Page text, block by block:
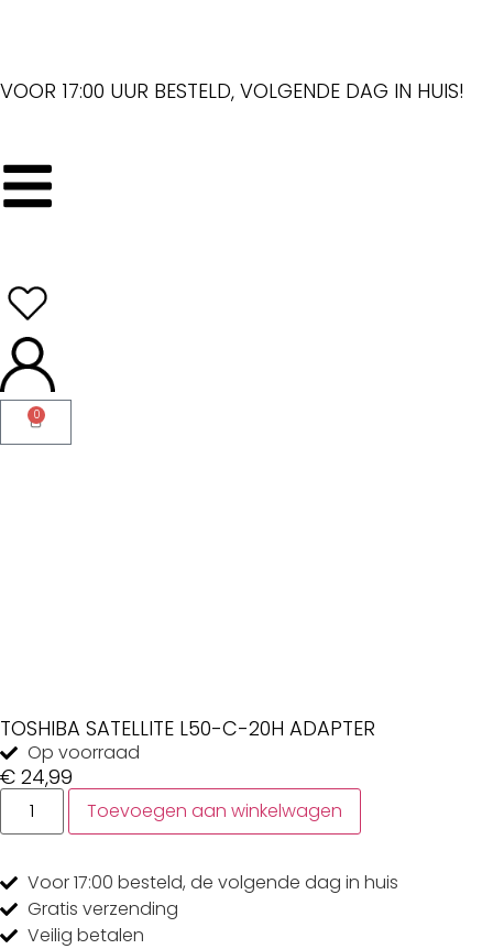
VOOR 17:00 UUR BESTELD, VOLGENDE DAG IN HUIS!
0
TOSHIBA SATELLITE L50-C-20H ADAPTER
Op voorraad
€ 24,99
Toevoegen aan winkelwagen
Voor 17:00 besteld, de volgende dag in huis
Gratis verzending
Veilig betalen